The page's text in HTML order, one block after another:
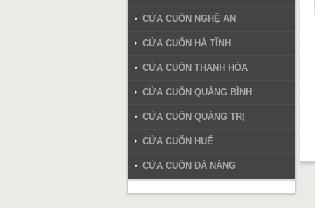
CỬA CUỐN NGHỆ AN
CỬA CUỐN HÀ TĨNH
CỬA CUỐN THANH HÓA
CỬA CUỐN QUẢNG BÌNH
CỬA CUỐN QUẢNG TRỊ
CỬA CUỐN HUẾ
CỬA CUỐN ĐÀ NẴNG